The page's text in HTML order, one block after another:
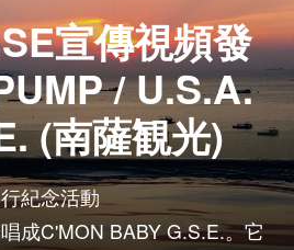
宣傳視頻發
/ U.S.A.
(南薩観光)
紀念活動
成C'MON BABY G.S.E.。它